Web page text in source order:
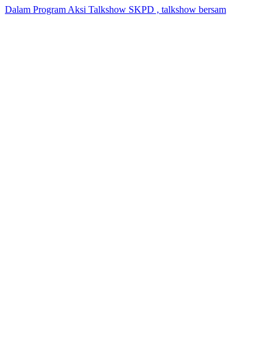
Dalam Program Aksi Talkshow SKPD , talkshow bersam